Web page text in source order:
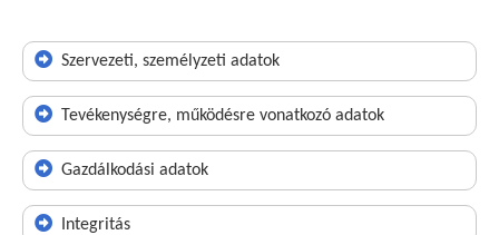
Szervezeti, személyzeti adatok
Tevékenységre, működésre vonatkozó adatok
Gazdálkodási adatok
Integritás